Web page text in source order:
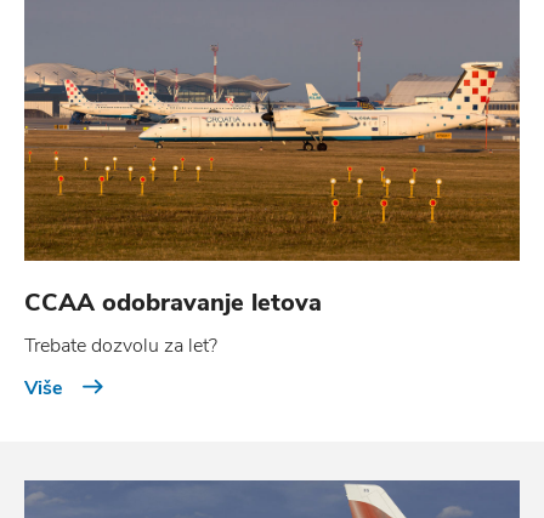
CCAA odobravanje letova
Trebate dozvolu za let?
Više